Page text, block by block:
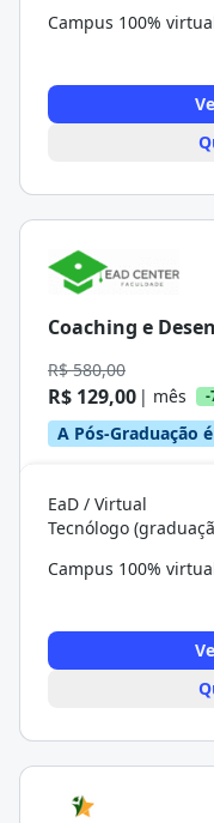
Campus 100%
Coaching e
R$ 580,00
R$ 129,00 | mês -
A Pós-Graduação
EaD / Virtual
Tecnólogo
Campus 100%